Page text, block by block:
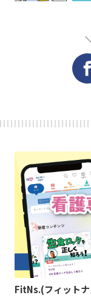
FitNs.(フィット